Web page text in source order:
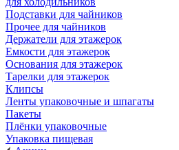
Подставки для чайников
Прочее для чайников
Держатели для этажерок
Емкости для этажерок
Основания для этажерок
Тарелки для этажерок
Клипсы
Ленты упаковочные и шпагаты
Пакеты
Плёнки упаковочные
Упаковка пищевая